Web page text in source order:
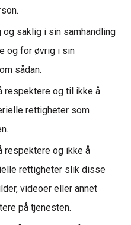
saklig i sin samhandling
og for øvrig i sin
sådan.
respektere og til ikke å
rettigheter som
respektere og ikke å
rettigheter slik disse
videoer eller annet
på tjenesten.